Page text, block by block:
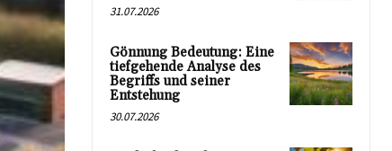
31.07.2026
Gönnung Bedeutung: Eine
tiefgehende Analyse des
Begriffs und seiner
Entstehung
30.07.2026